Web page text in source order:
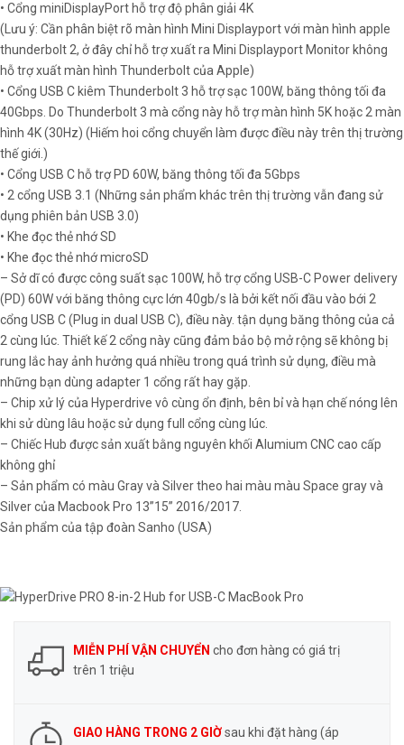
• Cổng miniDisplayPort hỗ trợ độ phân giải 4K
(Lưu ý: Cần phân biệt rõ màn hình Mini Displayport với màn hình apple
thunderbolt 2, ở đây chỉ hỗ trợ xuất ra Mini Displayport Monitor không
hỗ trợ xuất màn hình Thunderbolt của Apple)
• Cổng USB C kiêm Thunderbolt 3 hỗ trợ sạc 100W, băng thông tối đa
40Gbps. Do Thunderbolt 3 mà cổng này hỗ trợ màn hình 5K hoặc 2 màn
hình 4K (30Hz) (Hiếm hoi cổng chuyển làm được điều này trên thị trường
thế giới.)
• Cổng USB C hỗ trợ PD 60W, băng thông tối đa 5Gbps
• 2 cổng USB 3.1 (Những sản phẩm khác trên thị trường vẫn đang sử
dụng phiên bản USB 3.0)
• Khe đọc thẻ nhớ SD
• Khe đọc thẻ nhớ microSD
– Sở dĩ có được công suất sạc 100W, hỗ trợ cổng USB-C Power delivery
(PD) 60W với băng thông cực lớn 40gb/s là bởi kết nối đầu vào bới 2
cổng USB C (Plug in dual USB C), điều này. tận dụng băng thông của cả
2 cùng lúc. Thiết kế 2 cổng này cũng đảm bảo bộ mở rộng sẽ không bị
rung lắc hay ảnh hưởng quá nhiều trong quá trình sử dụng, điều mà
những bạn dùng adapter 1 cổng rất hay gặp.
– Chip xử lý của Hyperdrive vô cùng ổn định, bên bỉ và hạn chế nóng lên
khi sử dùng lâu hoặc sử dụng full cổng cùng lúc.
– Chiếc Hub được sản xuất bằng nguyên khối Alumium CNC cao cấp
không ghỉ
– Sản phẩm có màu Gray và Silver theo hai màu màu Space gray và
Silver của Macbook Pro 13”15” 2016/2017.
Sản phẩm của tập đoàn Sanho (USA)
MIỄN PHÍ VẬN CHUYỂN cho đơn hàng có giá trị
trên 1 triệu
GIAO HÀNG TRONG 2 GIỜsau khi đặt hàng (áp